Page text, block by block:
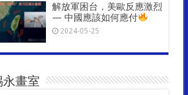
解放軍困台，美歐反應激烈
— 中國應該如何應付
2024-05-25
永畫室